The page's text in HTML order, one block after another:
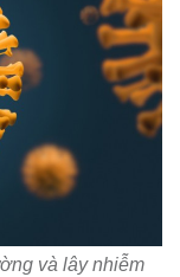
và lây nhiễm